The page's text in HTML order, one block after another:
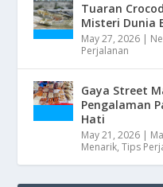
Tuaran
Misteri Dunia
May 27, 2026
Perjalanan
Gaya Street
Pengalaman
Hati
May 21, 2026
Menarik,Tips